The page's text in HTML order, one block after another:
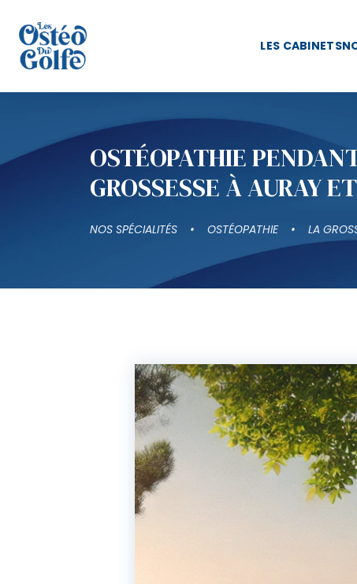
LES CABINETS
OSTÉOPATHIE
GROSSESSE À AURAY
NOS SPÉCIALITÉS OSTÉOPATHIE LA